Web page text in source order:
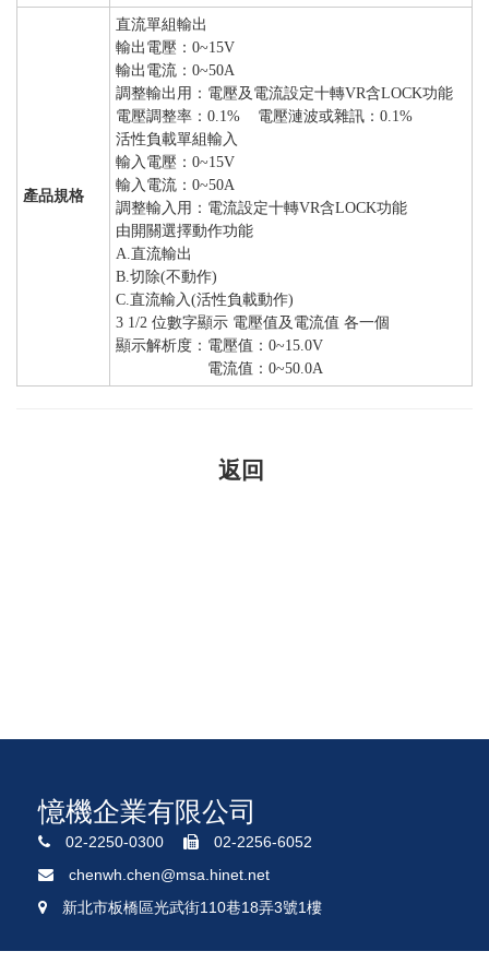
產品規格
直流單組輸出
輸出電壓：0~15V
輸出電流：0~50A
調整輸出用：電壓及電流設定十轉VR含LOCK功能
電壓調整率：0.1% 電壓漣波或雜訊：0.1%
活性負載單組輸入
輸入電壓：0~15V
輸入電流：0~50A
調整輸入用：電流設定十轉VR含LOCK功能
由開關選擇動作功能
A.直流輸出
B.切除(不動作)
C.直流輸入(活性負載動作)
3 1/2 位數字顯示 電壓值及電流值 各一個
顯示解析度：電壓值：0~15.0V
電流值：0~50.0A
憶機企業有限公司
02-2250-0300
02-2256-6052
chenwh.chen@msa.hinet.net
新北市板橋區光武街110巷18弄3號1樓